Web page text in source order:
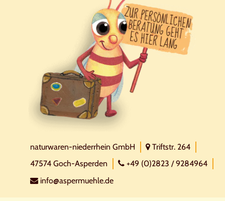
naturwaren-niederrhein GmbH
Triftstr. 264
47574 Goch-Asperden
+49 (0)2823 / 9284964
info@aspermuehle.de